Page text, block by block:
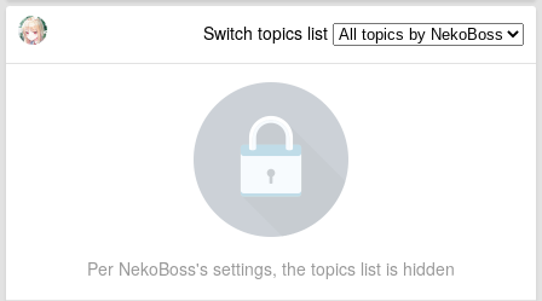
Switch topics list
Per NekoBoss's settings, the topics list is hidden